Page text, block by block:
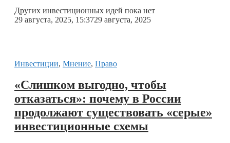
Других инвестиционных идей пока нет
29 августа, 2025, 15:3729 августа, 2025
Инвестиции, Мнение, Право
«Слишком выгодно, чтобы
отказаться»: почему в России
продолжают существовать «серые»
инвестиционные схемы